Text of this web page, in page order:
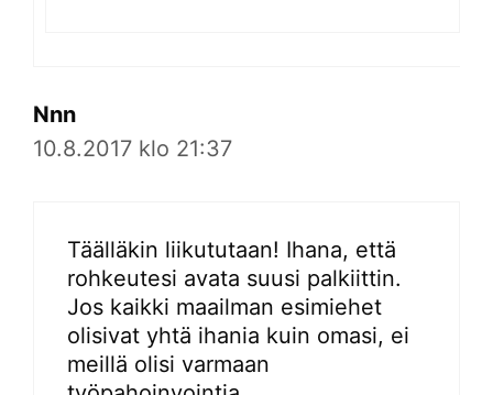
Nnn
10.8.2017 klo 21:37
Täälläkin liikututaan! Ihana, että
rohkeutesi avata suusi palkiittin.
Jos kaikki maailman esimiehet
olisivat yhtä ihania kuin omasi, ei
meillä olisi varmaan